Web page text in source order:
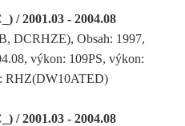
/ 2001.03 - 2004.08
DCRHZE), Obsah: 1997,
výkon: 109PS, výkon:
RHZ(DW10ATED)
/ 2001.03 - 2004.08